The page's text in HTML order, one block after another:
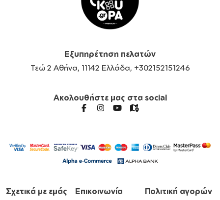
Εξυπηρέτηση πελατών
Τεώ 2 Αθήνα, 11142 Ελλάδα, +302152151246
Ακολουθήστε μας στα social
Σχετικά με εμάς Επικοινωνία Πολιτική αγορών